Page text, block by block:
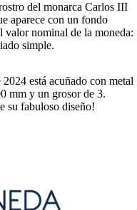
del monarca Carlos III
aparece con un fondo
valor nominal de la moneda:
simple.
está acuñado con metal
mm y un grosor de 3.
su fabuloso diseño!